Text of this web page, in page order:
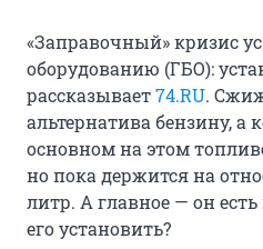
«Заправочный» кризис
оборудованию (ГБО):
рассказывает74.RU.
альтернатива бензину,
основном на этом
но пока держится на
литр. А главное — он
его установить?